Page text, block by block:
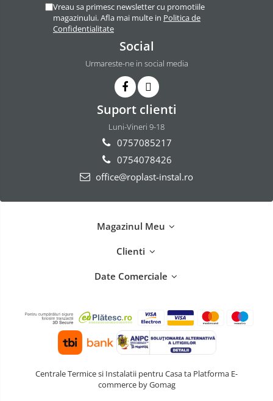
Vreau sa primesc newsletter cu promotiile
magazinului. Afla mai multe in Politica de
Confidentialitate
Social
Urmareste-ne in social media
Suport clienti
Luni-Vineri 9-18
0757085217
0754078426
office@roplast-instal.ro
Magazinul Meu
Clienti
Date Comerciale
Centrale Termice si Instalatii pentru Casa ta Platforma E-
commerce by Gomag